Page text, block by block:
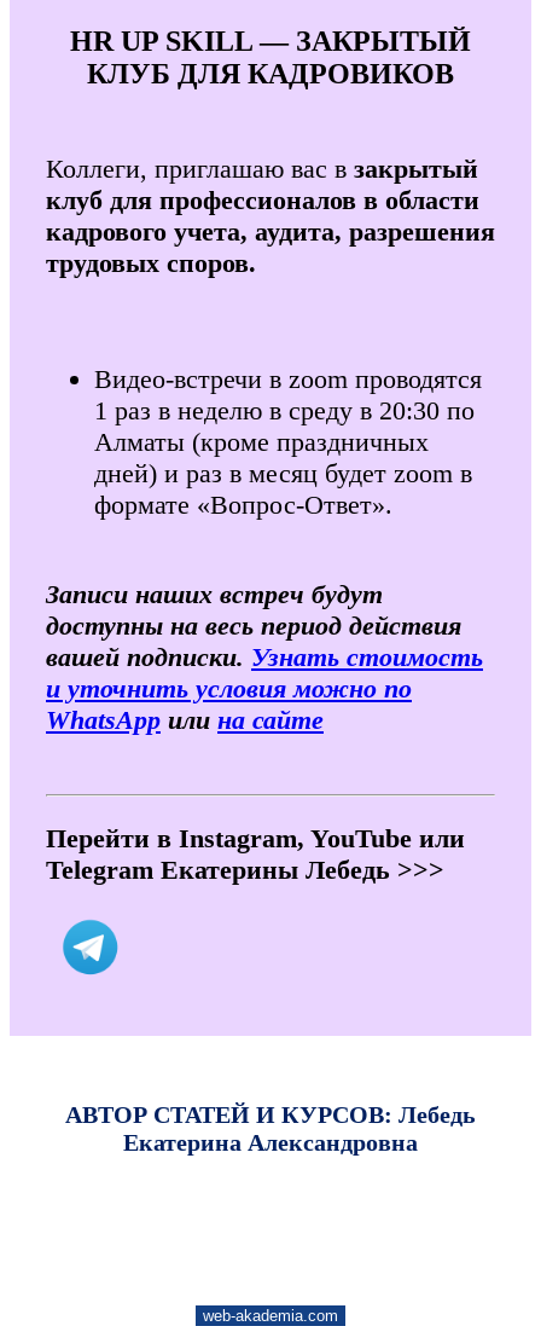
HR UP SKILL — ЗАКРЫТЫЙ
КЛУБ ДЛЯ КАДРОВИКОВ
Коллеги, приглашаю вас в закрытый
клуб для профессионалов в области
кадрового учета, аудита, разрешения
трудовых споров.
Видео-встречи в zoom проводятся
1 раз в неделю в среду в 20:30 по
Алматы (кроме праздничных
дней) и раз в месяц будет zoom в
формате «Вопрос-Ответ».
Записи наших встреч будут
доступны на весь период действия
вашей подписки. Узнать стоимость
и уточнить условия можно по
WhatsApp или на сайте
Перейти в Instagram, YouTube или
Telegram Екатерины Лебедь >>>
АВТОР СТАТЕЙ И КУРСОВ: Лебедь
Екатерина Александровна
web-akademia.com